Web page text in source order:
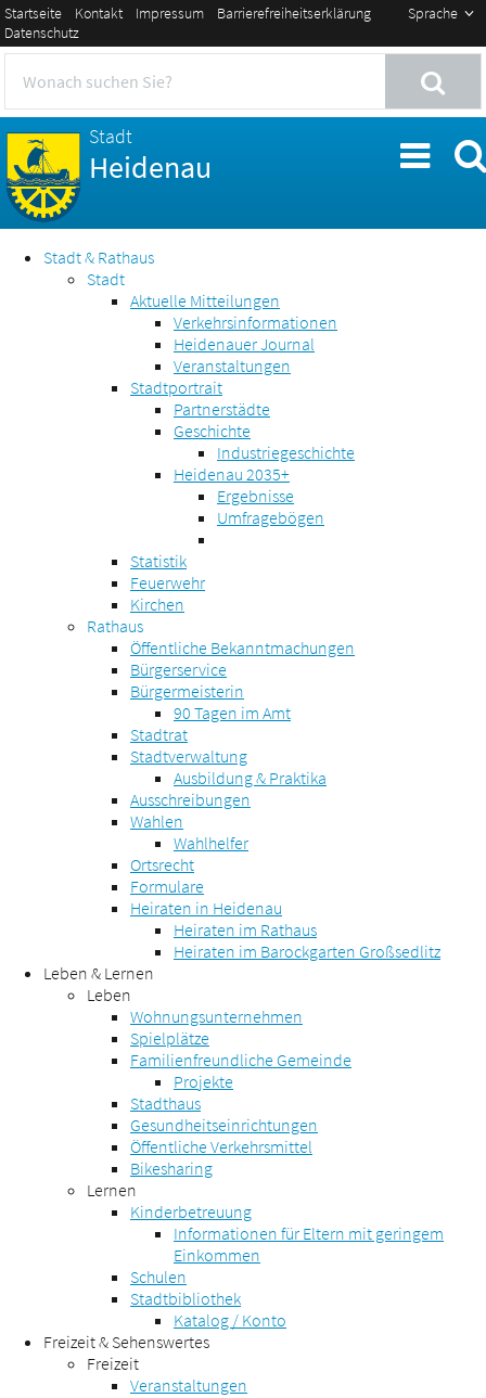
Sprache
Startseite Kontakt Impressum
Barrierefreiheitserklärung
Datenschutz
Stadt
Heidenau
Stadt & Rathaus
Stadt
Aktuelle Mitteilungen
Verkehrsinformationen
Heidenauer Journal
Veranstaltungen
Stadtportrait
Partnerstädte
Geschichte
Industriegeschichte
Heidenau 2035+
Ergebnisse
Umfragebögen
Statistik
Feuerwehr
Kirchen
Rathaus
Öffentliche Bekanntmachungen
Bürgerservice
Bürgermeisterin
90 Tagen im Amt
Stadtrat
Stadtverwaltung
Ausbildung & Praktika
Ausschreibungen
Wahlen
Wahlhelfer
Ortsrecht
Formulare
Heiraten in Heidenau
Heiraten im Rathaus
Heiraten im Barockgarten Großsedlitz
Leben & Lernen
Leben
Wohnungsunternehmen
Spielplätze
Familienfreundliche Gemeinde
Projekte
Stadthaus
Gesundheitseinrichtungen
Öffentliche Verkehrsmittel
Bikesharing
Lernen
Kinderbetreuung
Informationen für Eltern mit geringem
Einkommen
Schulen
Stadtbibliothek
Katalog / Konto
Freizeit & Sehenswertes
Freizeit
Veranstaltungen